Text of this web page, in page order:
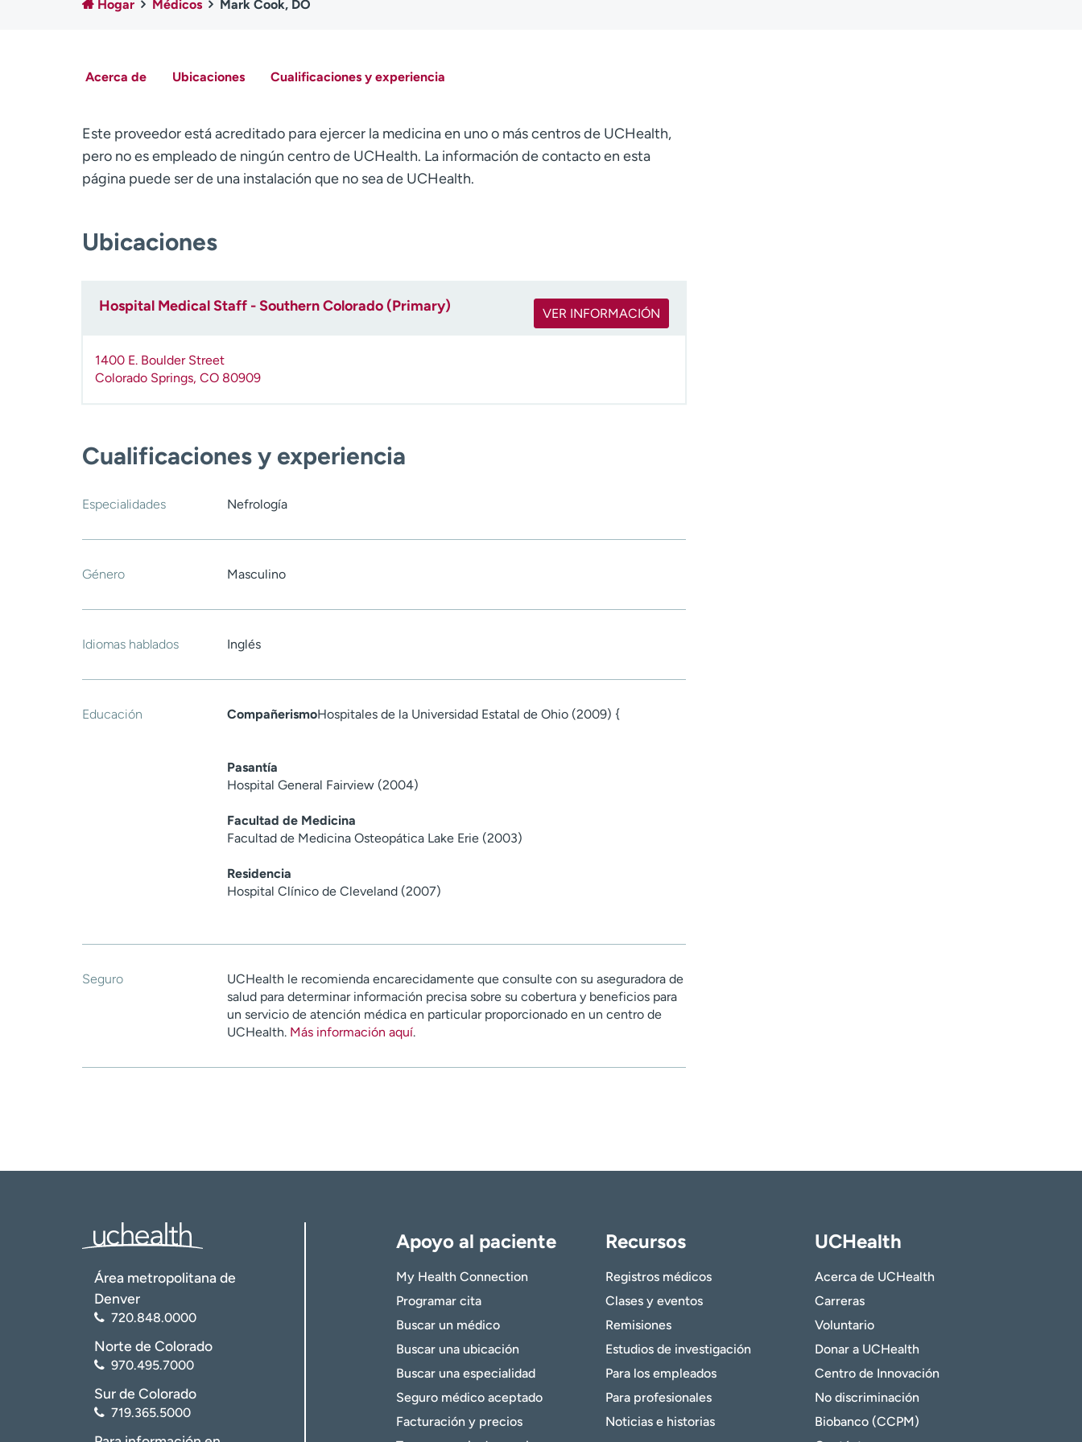
Hogar Médicos Mark Cook, DO
Acerca de Ubicaciones Cualificaciones y experiencia
Este proveedor está acreditado para ejercer la medicina en uno o más centros de UCHealth,
pero no es empleado de ningún centro de UCHealth. La información de contacto en esta
página puede ser de una instalación que no sea de UCHealth.
Ubicaciones
Hospital Medical Staff - Southern Colorado (Primary) VER INFORMACIÓN
1400 E. Boulder Street
Colorado Springs, CO 80909
Cualificaciones y experiencia
Especialidades Nefrología
Género Masculino
Idiomas hablados Inglés
Educación CompañerismoHospitales de la Universidad Estatal de Ohio (2009) {
Pasantía
Hospital General Fairview (2004)
Facultad de Medicina
Facultad de Medicina Osteopática Lake Erie (2003)
Residencia
Hospital Clínico de Cleveland (2007)
Seguro
UCHealth le recomienda encarecidamente que consulte con su aseguradora de
salud para determinar información precisa sobre su cobertura y beneficios para
un servicio de atención médica en particular proporcionado en un centro de
UCHealth. Más información aquí.
Área metropolitana de
Denver
720.848.0000
Norte de Colorado
970.495.7000
Sur de Colorado
719.365.5000
Apoyo al paciente
My Health Connection
Programar cita
Buscar un médico
Buscar una ubicación
Buscar una especialidad
Seguro médico aceptado
Facturación y precios
Recursos
Registros médicos
Clases y eventos
Remisiones
Estudios de investigación
Para los empleados
Para profesionales
Noticias e historias
UCHealth
Acerca de UCHealth
Carreras
Voluntario
Donar a UCHealth
Centro de Innovación
No discriminación
Biobanco (CCPM)